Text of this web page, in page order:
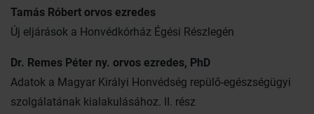
Tamás Róbert orvos ezredes
Új eljárások a Honvédkórház Égési Részlegén
Dr. Remes Péter ny. orvos ezredes, PhD
Adatok a Magyar Királyi Honvédség repülő-egészségügyi
szolgálatának kialakulásához. II. rész